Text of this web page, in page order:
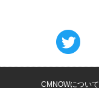
CMNOWについて